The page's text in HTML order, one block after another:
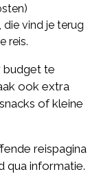
die vind je terug
reis.
budget te
ook extra
of kleine
reispagina
qua informatie.